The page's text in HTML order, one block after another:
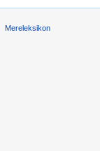
Mereleksikon